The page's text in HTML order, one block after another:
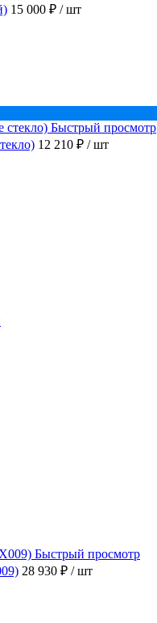
15 000 ₽ / шт
Быстрый просмотр
12 210 ₽ / шт
Быстрый просмотр
28 930 ₽ / шт